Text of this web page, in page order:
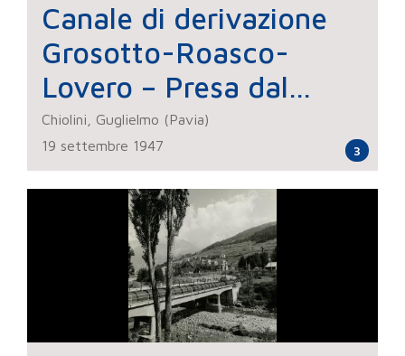
Canale di derivazione
Grosotto-Roasco-
Lovero – Presa dal
torrente Roasco
Chiolini, Guglielmo (Pavia)
19 settembre 1947
3